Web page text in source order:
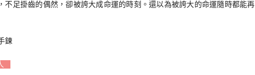
不足掛齒的偶然，卻被誇大成命運的時刻。還以為被誇大的命運隨時都能
鍊